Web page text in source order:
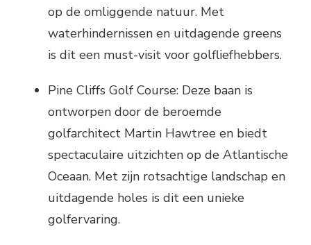
op de omliggende natuur. Met
waterhindernissen en uitdagende greens
is dit een must-visit voor golfliefhebbers.
Pine Cliffs Golf Course: Deze baan is
ontworpen door de beroemde
golfarchitect Martin Hawtree en biedt
spectaculaire uitzichten op de Atlantische
Oceaan. Met zijn rotsachtige landschap en
uitdagende holes is dit een unieke
golfervaring.